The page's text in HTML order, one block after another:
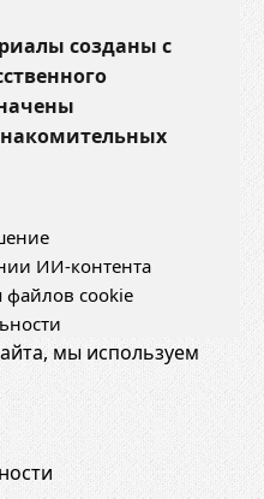
созданы с
ИИ-контента
файлов cookie
мы используем